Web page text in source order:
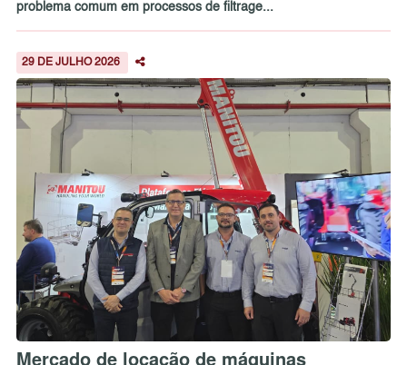
problema comum em processos de filtrage...
29 DE JULHO 2026
Mercado de locação de máquinas